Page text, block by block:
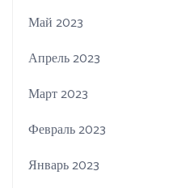
Май 2023
Апрель 2023
Март 2023
Февраль 2023
Январь 2023